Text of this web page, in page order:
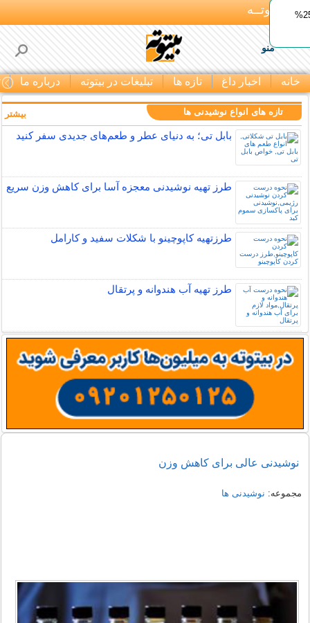
بـیتوتــه
منو
خانه اخبار داغ تازه ها تبلیغات در بیتوته درباره ما
ایمپلنت اقساطی با ضمانت مادام‌العمر+ 25%
تازه های انواع نوشیدنی ها
بابل تی؛ به دنیای عطر و طعم‌های جدیدی سفر کنید
طرز تهیه نوشیدنی معجزه آسا برای کاهش وزن سریع
طرزتهیه کاپوچینو با شکلات سفید و کارامل
طرز تهیه آب هندوانه و پرتقال
بیشتر
نوشیدنی عالی برای کاهش وزن
مجموعه: نوشیدنی ها